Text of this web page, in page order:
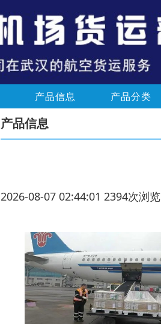
产品信息 产品分类
产品信息
2026-08-07 02:44:01 2394次浏览